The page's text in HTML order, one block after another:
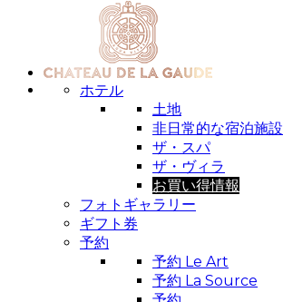
ホテル
土地
非日常的な宿泊施設
ザ・スパ
ザ・ヴィラ
お買い得情報
フォトギャラリー
ギフト券
予約
予約 Le Art
予約 La Source